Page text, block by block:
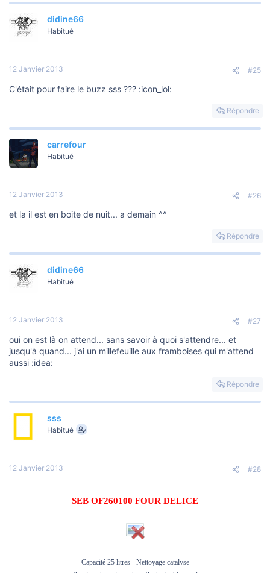
didine66
Habitué
12 Janvier 2013 #25
C'était pour faire le buzz sss ??? :icon_lol:
Répondre
carrefour
Habitué
12 Janvier 2013 #26
et la il est en boite de nuit... a demain ^^
Répondre
didine66
Habitué
12 Janvier 2013 #27
oui on est là on attend... sans savoir à quoi s'attendre... et
jusqu'à quand... j'ai un millefeuille aux framboises qui m'attend
aussi :idea:
Répondre
sss
Habitué
12 Janvier 2013 #28
SEB OF260100 FOUR DELICE
Capacité 25 litres - Nettoyage catalyse